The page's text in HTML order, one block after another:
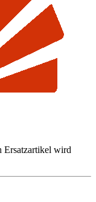
Ersatzartikel wird